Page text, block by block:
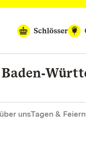
Schlösser
unsTagen & Feiern